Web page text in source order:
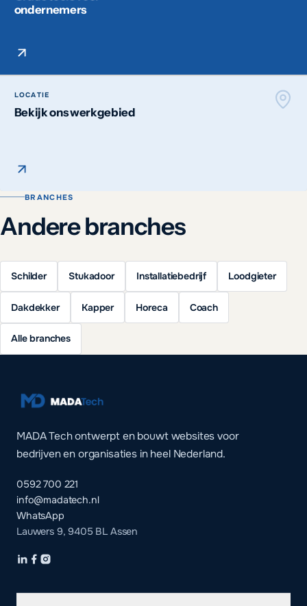
ondernemers
LOCATIE
Bekijk ons werkgebied
BRANCHES
Andere branches
Schilder Stukadoor Installatiebedrijf Loodgieter
Dakdekker Kapper Horeca Coach
Alle branches
MADA Tech ontwerpt en bouwt websites voor
bedrijven en organisaties in heel Nederland.
0592 700 221
info@madatech.nl
WhatsApp
Lauwers 9, 9405 BL Assen